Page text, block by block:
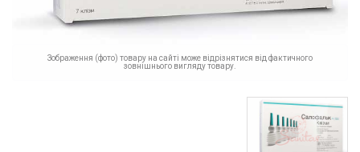
Зображення (фото) товару на сайті може відрізнятися від фактичного
зовнішнього вигляду товару.